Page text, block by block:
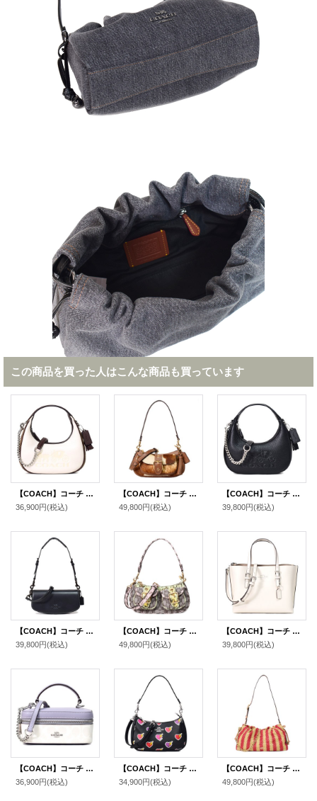
この商品を買った人はこんな商品も買っています
【COACH】コーチ ハンドバッグ ペブルレザー シグネチャー カルメン ミニ 2way チェーン クロスボディ 斜め掛け ショルダーバッグ チャークマルチ（日本未発売）
36,900円(税込)
【COACH】コーチ バッグ ヘアカーフ レザー アニマル柄 カウプリント ミニ アシュトン 2way クロスボディ 斜め掛け ショルダー ハンドバッグ カウマルチ（日本未発売）
49,800円(税込)
【COACH】コーチ バッグ ペブルレザー カルメン ミニ ロゴ 2way チェーン クロスボディ 斜め掛け ショルダーバッグ ハンドバッグ ブラック（日本未発売）
39,800円(税込)
【COACH】コーチ バッグ カーフレザー アンドレア スモール ロゴ フラップ クロスボディ 3WAY クラッチ ショルダー ハンドバッグ ブラック（日本未発売）
39,800円(税込)
【COACH】コーチ バッグ パイソン ジャガード レザー シグネチャー スネーク アシュトン バゲット 2way クロスボディ 斜め掛け ショルダー ハンドバッグ オークマルチ（日本未発売）
49,800円(税込)
【COACH】コーチ バッグ トート レザー モリー 25 ロゴ 2WAY クロスボディ 斜め掛け ショルダー ハンドバッグ チャーク（日本未発売）
39,800円(税込)
【COACH】コーチ コーティングキャンバス レザー シグネチャー トレイン ケース スクエア ボックス クロスボディ 2WAY 斜め掛け ショルダー ハンドバッグ チャーク×ミスト（日本未発売）
36,900円(税込)
【COACH】コーチ バッグ ハートボルト PVC レザー テリ ロゴ 2way クロスボディ 斜め掛け ショルダー ハンドバッグ ブラックマルチ（日本未発売）
34,900円(税込)
【COACH】コーチ バッグ かごバッグ 巾着 ストロー レザー ストライプ フェイ ラージ ロゴ 2WAY チェーン ショルダー クラッチ ハンドバッグ レッド×タン（日本未発売）
49,800円(税込)